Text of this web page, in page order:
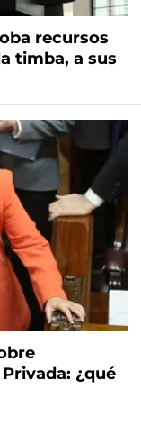
recursos
timba, a sus
¿qué